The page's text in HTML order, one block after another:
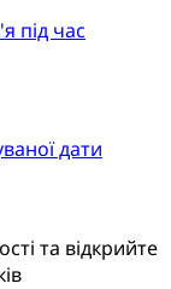
під час
дати
та відкрийте